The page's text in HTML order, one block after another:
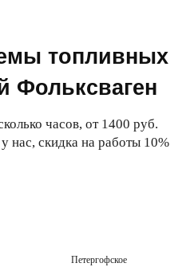
топливных
Фольксваген
часов, от 1400 руб.
нас, скидка на работы 10%
Петергофское